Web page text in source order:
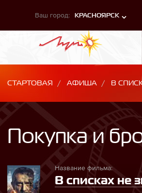
Ваш город: КРАСНОЯРСК
СТАРТОВАЯ АФИША В
Покупка и
Название фильма:
В списках не